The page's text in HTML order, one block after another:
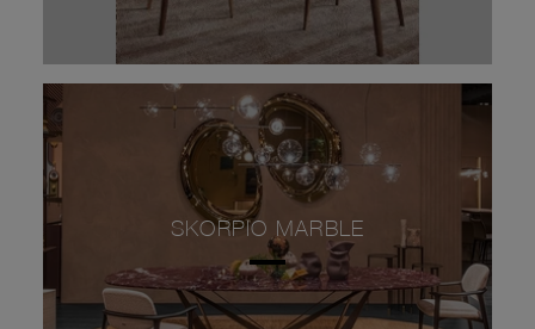
SKORPIO MARBLE